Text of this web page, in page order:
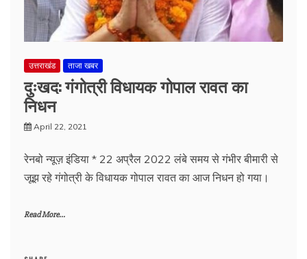
उत्तराखंड ताजा खबर
दुःखद: गंगोत्री विधायक गोपाल रावत का
निधन
April 22, 2021
रेनबो न्यूज़ इंडिया * 22 अप्रैल 2022 लंबे समय से गंभीर बीमारी से
जूझ रहे गंगोत्री के विधायक गोपाल रावत का आज निधन हो गया।
Read More...